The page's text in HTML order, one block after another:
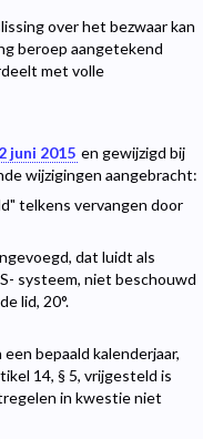
over het bezwaar kan
beroep aangetekend
met volle
juni 2015 en gewijzigd bij
wijzigingen aangebracht:
telkens vervangen door
dat luidt als
systeem, niet beschouwd
lid, 20°.
bepaald kalenderjaar,
14, § 5, vrijgesteld is
in kwestie niet